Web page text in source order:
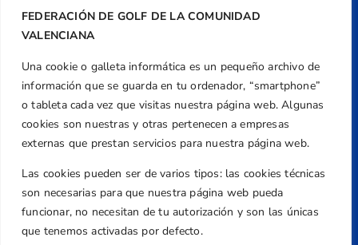
FEDERACIÓN DE GOLF DE LA COMUNIDAD
VALENCIANA
Una cookie o galleta informática es un pequeño archivo de
información que se guarda en tu ordenador, “smartphone”
o tableta cada vez que visitas nuestra página web. Algunas
cookies son nuestras y otras pertenecen a empresas
externas que prestan servicios para nuestra página web.
Las cookies pueden ser de varios tipos: las cookies técnicas
son necesarias para que nuestra página web pueda
funcionar, no necesitan de tu autorización y son las únicas
que tenemos activadas por defecto.
Dirección
Centre de L´Esport, Carrer d'Isaac Peral i
Caballero, Nº 5, Despachos 2 y 3, 46980,
Valencia
+34 961 367 799
Email
federacion@golfcv.com